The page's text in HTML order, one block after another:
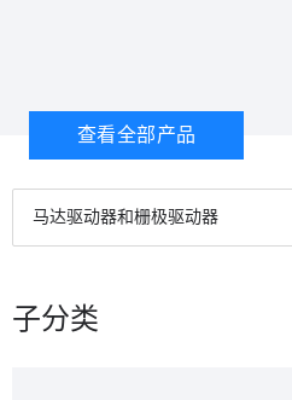
查看全部产品
马达驱动器和栅极驱动器
子分类